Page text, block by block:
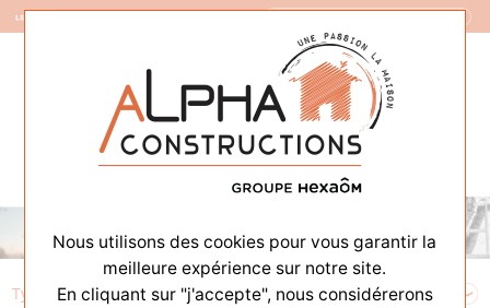
Nous utilisons des cookies pour vous garantir la
meilleure expérience sur notre site.
En cliquant sur "j'accepte", nous considérerons